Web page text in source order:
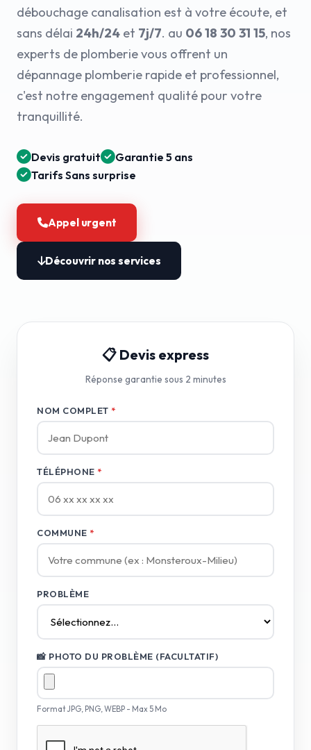
débouchage canalisation est à votre écoute, et
sans délai 24h/24 et 7j/7. au 06 18 30 31 15, nos
experts de plomberie vous offrent un
dépannage plomberie rapide et professionnel,
c'est notre engagement qualité pour votre
tranquillité.
Devis gratuit
Garantie 5 ans
Tarifs Sans surprise
Appel urgent
Découvrir nos services
📋 Devis express
Réponse garantie sous 2 minutes
NOM COMPLET *
TÉLÉPHONE *
COMMUNE *
PROBLÈME
📸 PHOTO DU PROBLÈME (FACULTATIF)
Format JPG, PNG, WEBP - Max 5 Mo